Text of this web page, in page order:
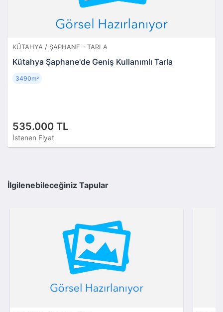
KÜTAHYA / ŞAPHANE - TARLA
Kütahya Şaphane'de Geniş Kullanımlı Tarla
535.000 TL
İstenen Fiyat
3490m²
İlgilenebileceğiniz Tapular